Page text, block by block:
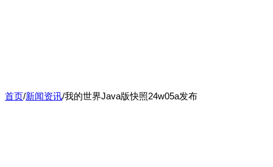
首页/新闻资讯/我的世界Java版快照24w05a发布